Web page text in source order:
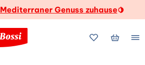
Mediterraner Genuss zuhause🍋
MeineMein